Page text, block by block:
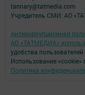
tannary@tatmedia.com
Учредитель СМИ: АО
Антикоррупционная
АО «ТАТМЕДИА»
удобства
Использование
Политика